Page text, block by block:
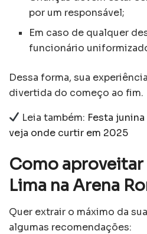
por um responsável;
Em caso de qualquer
funcionário
Dessa forma, sua
divertida do começo ao fim.
Leia também: Festa
veja onde curtir em 2025
Como aproveitar
Lima na Arena
Quer extrair o máximo da
algumas recomendações: